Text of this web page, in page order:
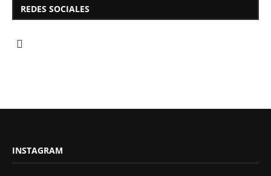
REDES SOCIALES
INSTAGRAM